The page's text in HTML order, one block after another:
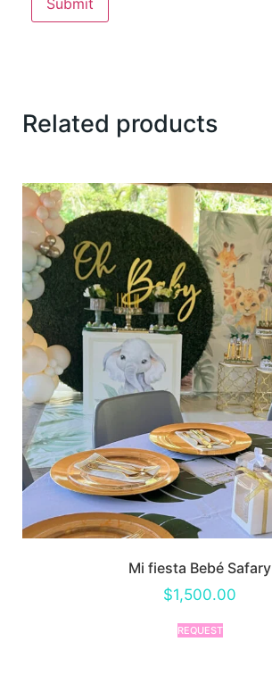
Related products
Mi fiesta Bebé Safary
$1,500.00
REQUEST